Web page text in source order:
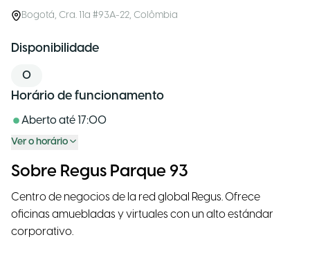
Bogotá, Cra. 11a #93A-22, Colômbia
Disponibilidade
0
Horário de funcionamento
Aberto até 17:00
Ver o horário
Sobre Regus Parque 93
Centro de negocios de la red global Regus. Ofrece
oficinas amuebladas y virtuales con un alto estándar
corporativo.